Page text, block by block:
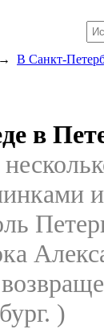
В Санкт-
в
и
)